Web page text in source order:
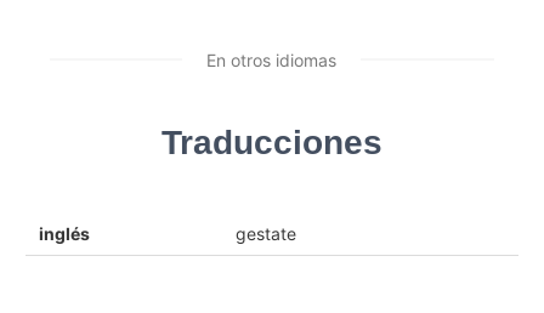
En otros idiomas
Traducciones
inglés gestate